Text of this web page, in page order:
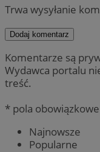
Trwa wysyłanie
Dodaj komentarz
Komentarze są
Wydawca portalu
treść.
* pola obowiązkowe
Najnowsze
Popularne